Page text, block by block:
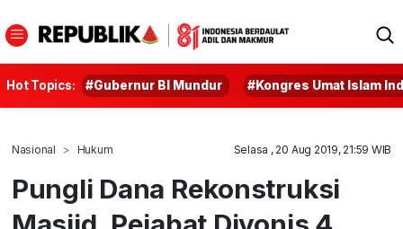
Hot Topics: #Gubernur BI Mundur #Kongres Umat Islam
Nasional Hukum Selasa , 20 Aug 2019, 21:59 WIB
Pungli Dana Rekonstruksi